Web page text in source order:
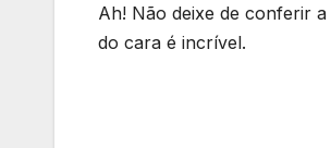
Ah! Não deixe de conferir
do cara é incrível.